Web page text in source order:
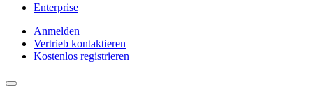
Enterprise
Anmelden
Vertrieb kontaktieren
Kostenlos registrieren